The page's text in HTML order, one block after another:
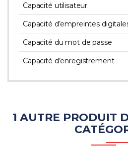
Capacité utilisateur
Capacité d’empreintes
Capacité du mot de passe
Capacité d’enregistrement
1 AUTRE PRODUIT